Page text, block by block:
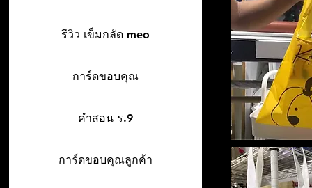
รีวิว เข็มกลัด meo
การ์ดขอบคุณ
คำสอน ร.9
การ์ดขอบคุณลูกค้า